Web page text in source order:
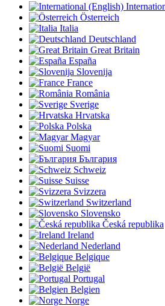
Österreich
Italia
Deutschland
Great Britain
España
Slovenija
France
România
Sverige
Hrvatska
Polska
Magyar
Suomi
България
Schweiz
Suisse
Svizzera
Switzerland
Slovensko
Česká republika
Ireland
Nederland
Belgique
België
Portugal
Belgien
Norge